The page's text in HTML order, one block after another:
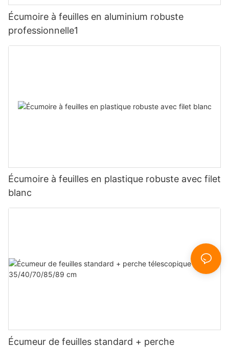
Écumoire à feuilles en aluminium robuste
professionnelle1
Écumoire à feuilles en plastique robuste avec filet
blanc
Écumeur de feuilles standard + perche